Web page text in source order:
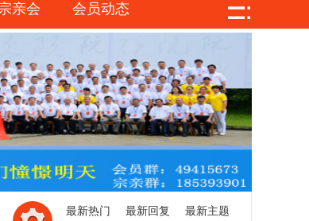
亲会 会员动态
最新热门 最新回复
最新主题